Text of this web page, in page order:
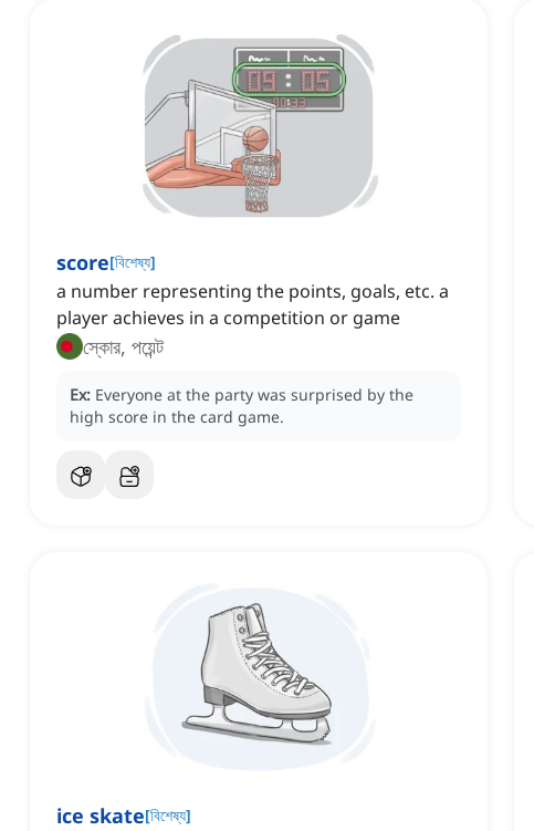
score[বিশেষ্য]
a number representing the points, goals, etc. a
player achieves in a competition or game
স্কোর, পয়েন্ট
Ex: Everyone at the party was surprised by the
high score in the card game.
ice skate[বিশেষ্য]